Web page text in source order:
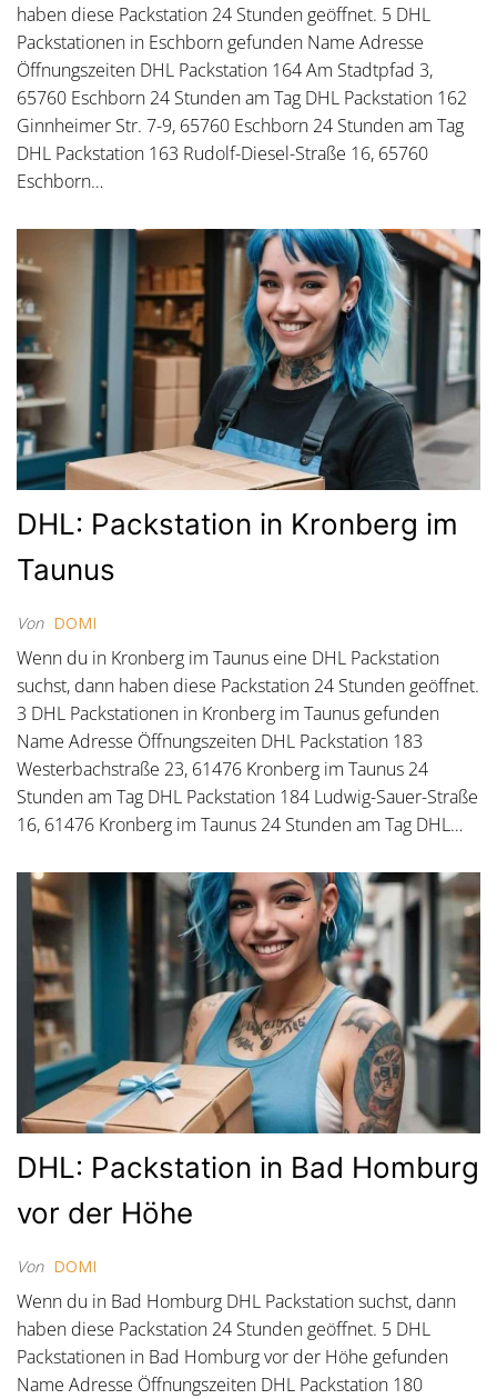
haben diese Packstation 24 Stunden geöffnet. 5 DHL
Packstationen in Eschborn gefunden Name Adresse
Öffnungszeiten DHL Packstation 164 Am Stadtpfad 3,
65760 Eschborn 24 Stunden am Tag DHL Packstation 162
Ginnheimer Str. 7-9, 65760 Eschborn 24 Stunden am Tag
DHL Packstation 163 Rudolf-Diesel-Straße 16, 65760
Eschborn…
DHL: Packstation in Kronberg im
Taunus
Von DOMI
Wenn du in Kronberg im Taunus eine DHL Packstation
suchst, dann haben diese Packstation 24 Stunden geöffnet.
3 DHL Packstationen in Kronberg im Taunus gefunden
Name Adresse Öffnungszeiten DHL Packstation 183
Westerbachstraße 23, 61476 Kronberg im Taunus 24
Stunden am Tag DHL Packstation 184 Ludwig-Sauer-Straße
16, 61476 Kronberg im Taunus 24 Stunden am Tag DHL…
DHL: Packstation in Bad Homburg
vor der Höhe
Von DOMI
Wenn du in Bad Homburg DHL Packstation suchst, dann
haben diese Packstation 24 Stunden geöffnet. 5 DHL
Packstationen in Bad Homburg vor der Höhe gefunden
Name Adresse Öffnungszeiten DHL Packstation 180